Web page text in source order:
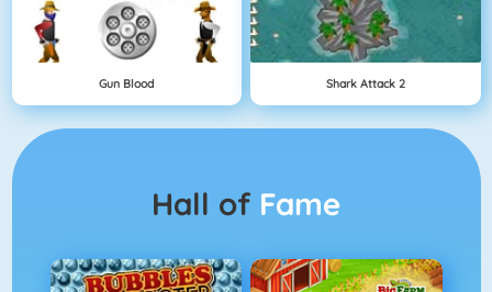
Gun Blood Shark Attack 2
Hall of Fame